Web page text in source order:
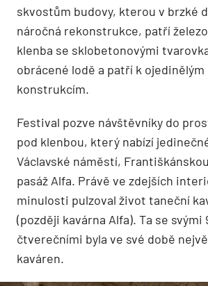
skvostům budovy, kterou v brzké
náročná rekonstrukce, patří
klenba se sklobetonovými
obrácené lodě a patří k ojedinělým
konstrukcím.
Festival pozve návštěvníky do
pod klenbou, který nabízí
Václavské náměstí,
pasáž Alfa. Právě ve zdejších
minulosti pulzoval život taneční
(později kavárna Alfa). Ta se
čtverečními byla ve své době
kaváren.